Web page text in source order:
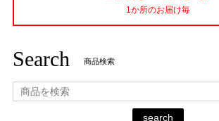
1か所のお届け毎
Search 商品検索
search